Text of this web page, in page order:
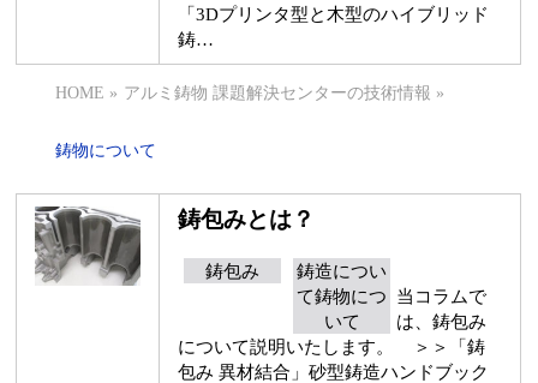
「3Dプリンタ型と木型のハイブリッド
鋳…
HOME » アルミ鋳物 課題解決センターの技術情報 »
鋳物について
鋳包みとは？
鋳包み
鋳造につい
て鋳物につ
いて
当コラムで
は、鋳包み
について説明いたします。 ＞＞「鋳
包み 異材結合」砂型鋳造ハンドブック